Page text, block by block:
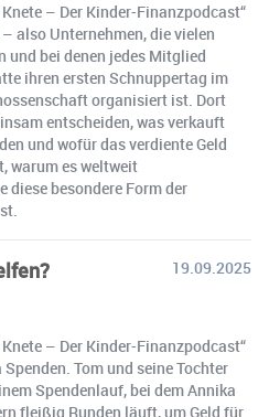
– Der Kinder-Finanzpodcast“
also Unternehmen, die vielen
und bei denen jedes Mitglied
ihren ersten Schnuppertag im
organisiert ist. Dort
entscheiden, was verkauft
und wofür das verdiente Geld
warum es weltweit
diese besondere Form der
19.09.2025
– Der Kinder-Finanzpodcast“
Tom und seine Tochter
Spendenlauf, bei dem Annika
fleißig Runden läuft, um Geld für